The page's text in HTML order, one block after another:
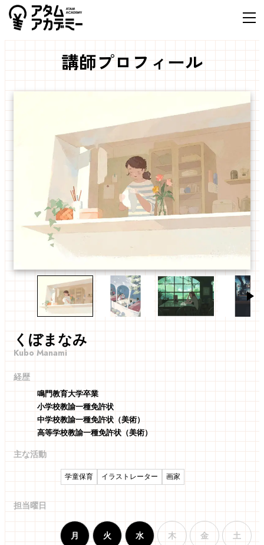
講師プロフィール
くぼまなみ
経歴
鳴門教育大学卒業
小学校教諭一種免許状
中学校教諭一種免許状（美術）
高等学校教諭一種免許状（美術）
主な活動
学童保育 イラストレーター 画家
担当曜日
月 火 水 木 金 土